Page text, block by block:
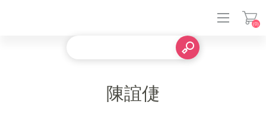
(0)
陳誼倢